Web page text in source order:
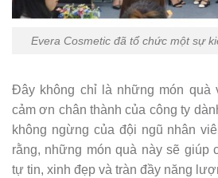
Evera Cosmetic đã tổ chức một sự
Đây không chỉ là những món quà
cảm ơn chân thành của công ty
không ngừng của đội ngũ nhân
rằng, những món quà này sẽ giúp
tự tin, xinh đẹp và tràn đầy năng